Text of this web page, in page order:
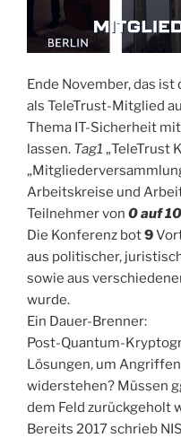
Ende November, das ist
als TeleTrust-Mitglied
Thema IT-Sicherheit
lassen. Tag1 „TeleTrust
Arbeitskreise und
Teilnehmer von 0 auf
Die Konferenz bot9
aus politischer,
sowie aus
wurde.
Ein Dauer-Brenner:
Post-Quantum-
Lösungen, um
widerstehen? Müssen
dem Feld zurückgeholt
Bereits 2017 schrieb